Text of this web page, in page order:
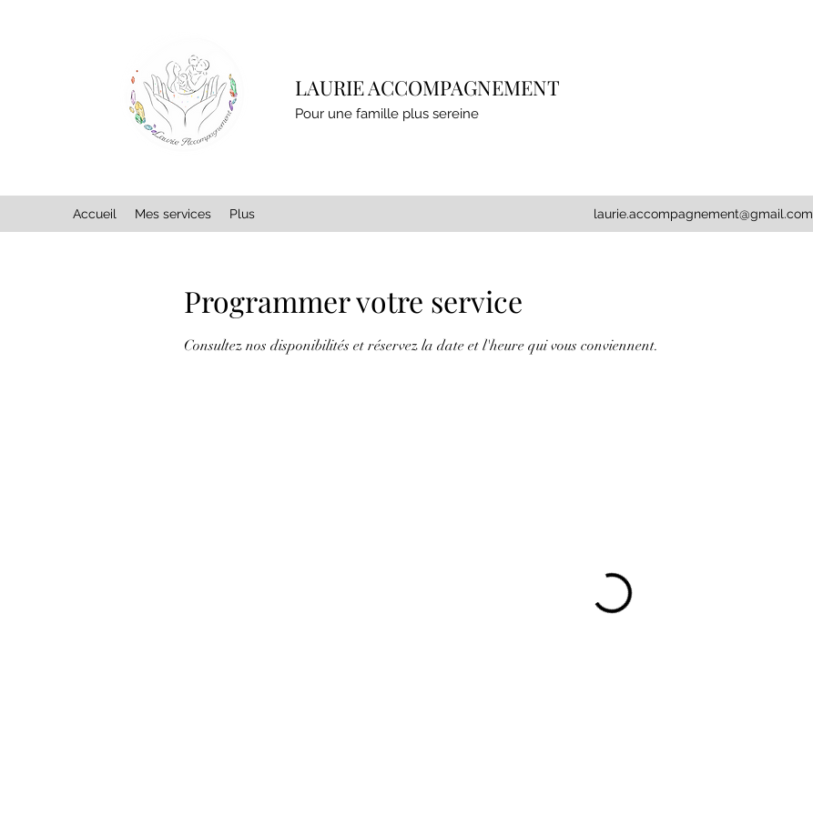
LAURIE ACCOMPAGNEMENT
Pour une famille plus sereine
Accueil Mes services Plus laurie.accompagnement@gmail.com
Programmer votre service
Consultez nos disponibilités et réservez la date et l'heure qui vous conviennent.